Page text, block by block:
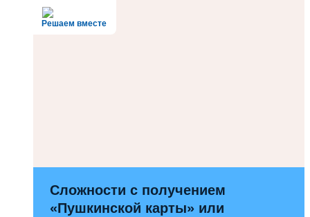
Решаем вместе
Сложности с получением
«Пушкинской карты» или